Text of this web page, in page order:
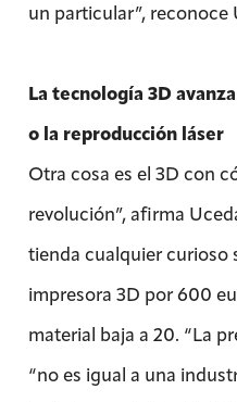
un particular”, reconoce
La tecnología 3D
o la reproducción láser
Otra cosa es el 3D con
revolución”, afirma
tienda cualquier curioso
impresora 3D por 600
material baja a 20. “La
“no es igual a una